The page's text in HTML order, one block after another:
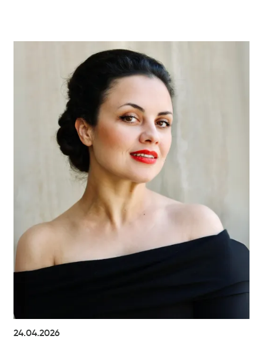
24.04.2026